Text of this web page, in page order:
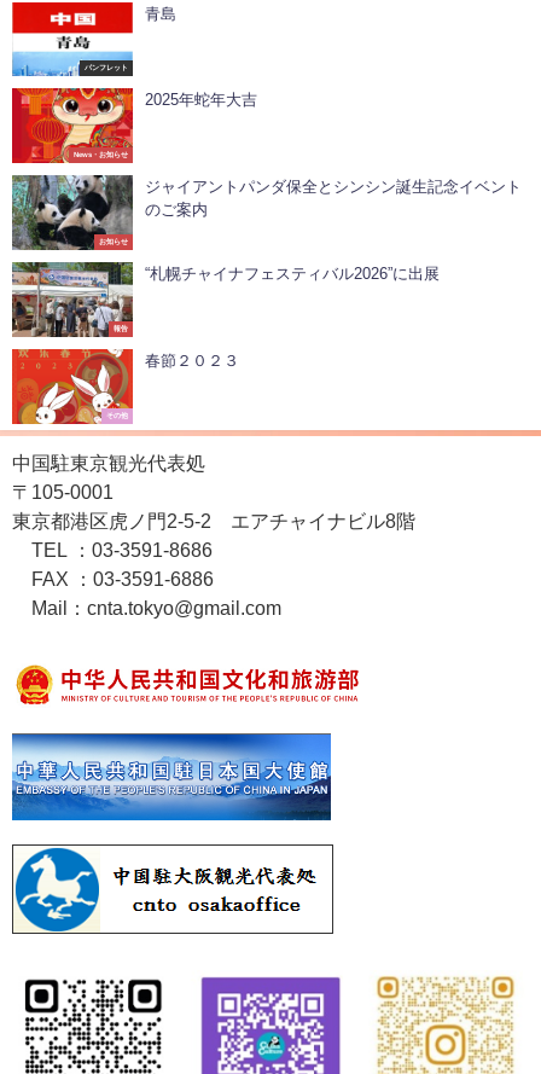
パンフレット
青島
News・お知らせ
2025年蛇年大吉
お知らせ
ジャイアントパンダ保全とシンシン誕生記念イベント
のご案内
報告
“札幌チャイナフェスティバル2026”に出展
その他
春節２０２３
中国駐東京観光代表処
〒105-0001
東京都港区虎ノ門2-5-2 エアチャイナビル8階
TEL ：03-3591-8686
FAX ：03-3591-6886
Mail：cnta.tokyo@gmail.com